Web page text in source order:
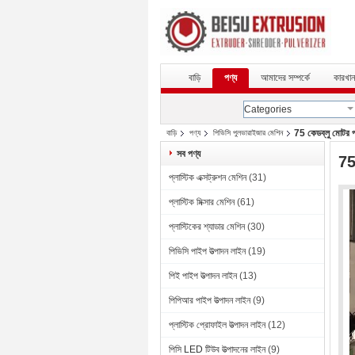
বাড়ি পণ্য আমাদের সম্পর্কে
Categories
বাড়ি পণ্য পিভিসি পুলভারাইজার মেশিন
75 কেডব্লু মোটর
সব পণ্য
প্লাস্টিক এক্সট্রুশন মেশিন (31)
প্লাস্টিক মিক্সার মেশিন (61)
প্লাস্টিকের শ্যাডার মেশিন (30)
পিভিসি পাইপ উত্পাদন লাইন (19)
পিই পাইপ উত্পাদন লাইন (13)
পিপিআর পাইপ উত্পাদন লাইন (9)
প্লাস্টিক প্রোফাইল উত্পাদন লাইন (12)
পিসি LED টিউব উত্পাদনের লাইন (9)
75